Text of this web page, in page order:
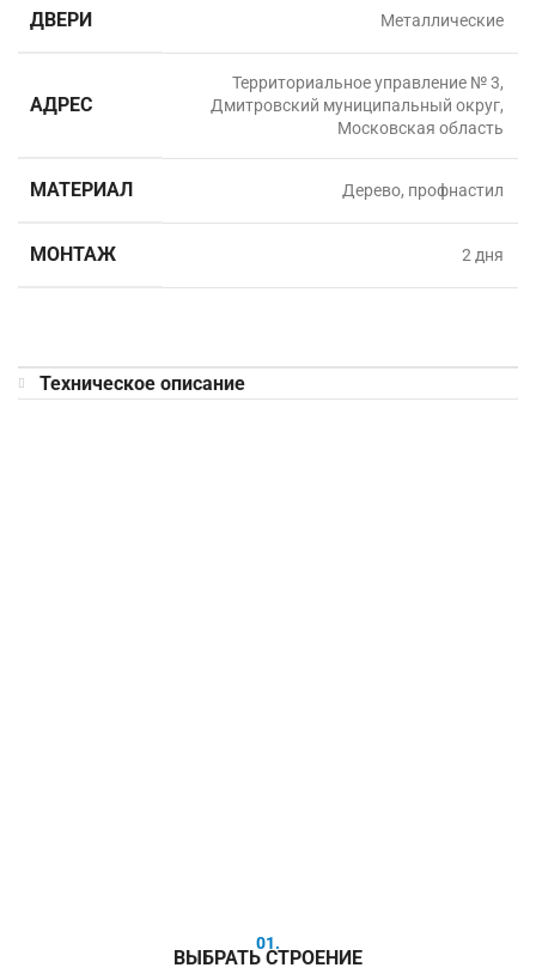
ДВЕРИ Металлические
АДРЕС
Территориальное управление № 3,
Дмитровский муниципальный округ,
Московская область
МАТЕРИАЛ Дерево, профнастил
МОНТАЖ 2 дня
Техническое описание
01.
ВЫБРАТЬ СТРОЕНИЕ